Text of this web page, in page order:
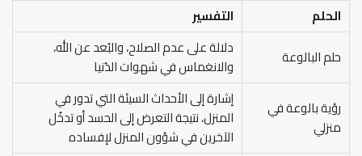
الحلم
التفسير
حلم البالوعة
دلالة على عدم الصلاح، والبُعد عن الله،
والانغماس في شهوات الدُنيا
رؤية بالوعة في
منزلي
إشارة إلى الأحداث السيئة التي تدور في
المنزل، نتيجة التعرض إلى الحسد أو تدخُل
الآخرين في شؤون المنزل لإفساده